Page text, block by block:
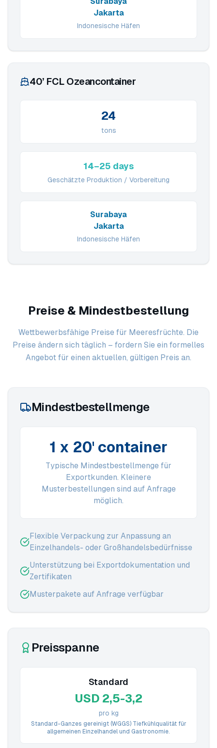
Jakarta
Indonesische Häfen
40’ FCL Ozeancontainer
24
tons
14–25 days
Geschätzte Produktion / Vorbereitung
Surabaya
Jakarta
Indonesische Häfen
Preise & Mindestbestellung
Wettbewerbsfähige Preise für Meeresfrüchte. Die
Preise ändern sich täglich – fordern Sie ein formelles
Angebot für einen aktuellen, gültigen Preis an.
Mindestbestellmenge
1 x 20' container
Typische Mindestbestellmenge für
Exportkunden. Kleinere
Musterbestellungen sind auf Anfrage
möglich.
Flexible Verpackung zur Anpassung an
Einzelhandels- oder Großhandelsbedürfnisse
Unterstützung bei Exportdokumentation und
Zertifikaten
Musterpakete auf Anfrage verfügbar
Preisspanne
Standard
USD 2,5-3,2
pro kg
Standard-Ganzes gereinigt (WGGS) Tiefkühlqualität für
allgemeinen Einzelhandel und Gastronomie.